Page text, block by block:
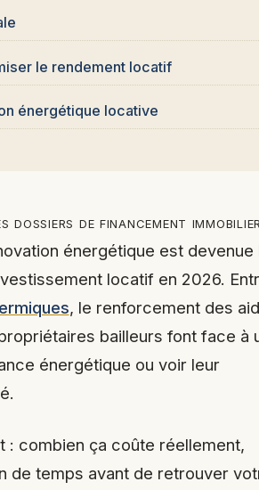
le rendement locatif
énergétique locative
dossiers de financement immobilier
énergétique est devenue
locatif en 2026.
, le renforcement des
bailleurs font face à
énergétique ou voir leur
: combien ça coûte réellement,
de temps avant de retrouver